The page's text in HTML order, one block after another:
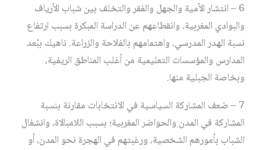
6 – انتشار الأمية والجهل والفقر والتخلف بين شباب الأرياف
والبوادي المغربية، وانقطاعهم عن الدراسة المبكرة بسبب ارتفاع
نسبة الهدر المدرسي، واهتمامهم بالفلاحة والزراعة. ناهيك ببُعد
المدارس والمؤسسات التعليمية من أغلب المناطق الريفية،
وبخاصة الجبلية منها.
7 – ضعف المشاركة السياسية في الانتخابات مقارنة بنسبة
المشاركة في المدن والحواضر المغربية؛ بسبب اللامبالاة، وانشغال
الشباب بأمورهم الشخصية، ورغبتهم في الهجرة نحو المدن، أو